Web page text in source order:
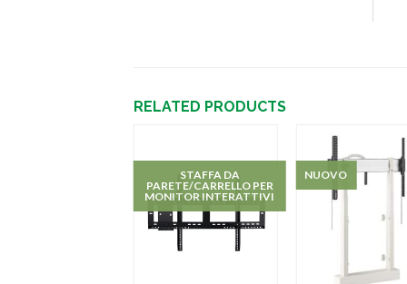
RELATED PRODUCTS
STAFFA DA
PARETE/CARRELLO PER
MONITOR INTERATTIVI
NUOVO